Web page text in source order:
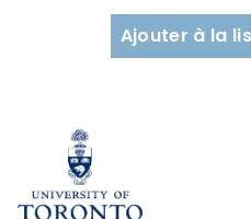
Ajouter à la